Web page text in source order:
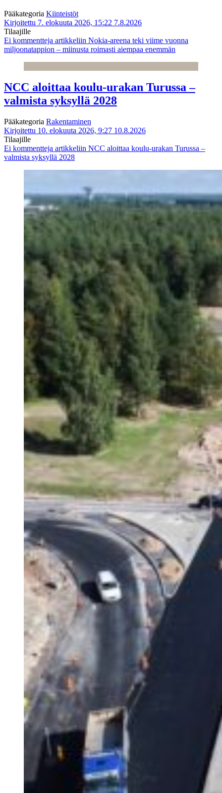
Pääkategoria Kiinteistöt
Kirjoitettu 7. elokuuta 2026, 15:22 7.8.2026
Tilaajille
Ei kommentteja artikkeliin Nokia-areena teki viime vuonna
miljoonatappion – miinusta roimasti aiempaa enemmän
NCC aloittaa koulu-urakan Turussa –
valmista syksyllä 2028
Pääkategoria Rakentaminen
Kirjoitettu 10. elokuuta 2026, 9:27 10.8.2026
Tilaajille
Ei kommentteja artikkeliin NCC aloittaa koulu-urakan Turussa –
valmista syksyllä 2028